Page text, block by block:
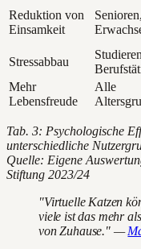
Reduktion von
Einsamkeit
Stressabbau
Mehr
Lebensfreude
Alle
Tab. 3: Psychologische
unterschiedliche
Quelle: Eigene
Stiftung 2023/24
"Virtuelle Katzen
viele ist das mehr
von Zuhause." —